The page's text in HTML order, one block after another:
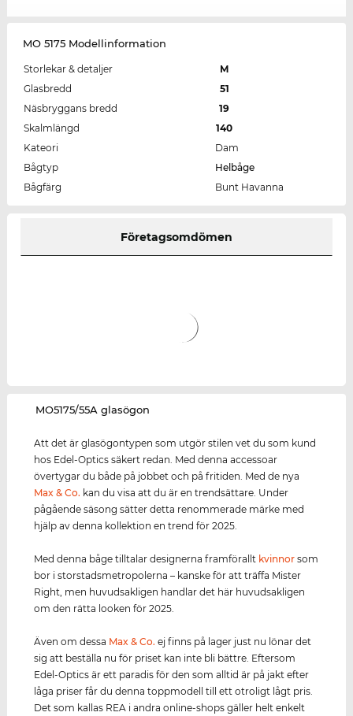
MO 5175 Modellinformation
Storlekar & detaljer
M
Glasbredd
51
Näsbryggans bredd
19
Skalmlängd
140
Kateori
Dam
Bågtyp
Helbåge
Bågfärg
Bunt Havanna
Företagsomdömen
‌MO5175/55A glasögon
Att det är glasögontypen som utgör stilen vet du som kund
hos Edel-Optics säkert redan. Med denna accessoar
övertygar du både på jobbet och på fritiden. Med de nya
Max & Co. kan du visa att du är en trendsättare. Under
pågående säsong sätter detta renommerade märke med
hjälp av denna kollektion en trend för 2025.
Med denna båge tilltalar designerna framförallt kvinnor som
bor i storstadsmetropolerna – kanske för att träffa Mister
Right, men huvudsakligen handlar det här huvudsakligen
om den rätta looken för 2025.
Även om dessa Max & Co. ej finns på lager just nu lönar det
sig att beställa nu för priset kan inte bli bättre. Eftersom
Edel-Optics är ett paradis för den som alltid är på jakt efter
låga priser får du denna toppmodell till ett otroligt lågt pris.
Det som kallas REA i andra online-shops gäller helt enkelt